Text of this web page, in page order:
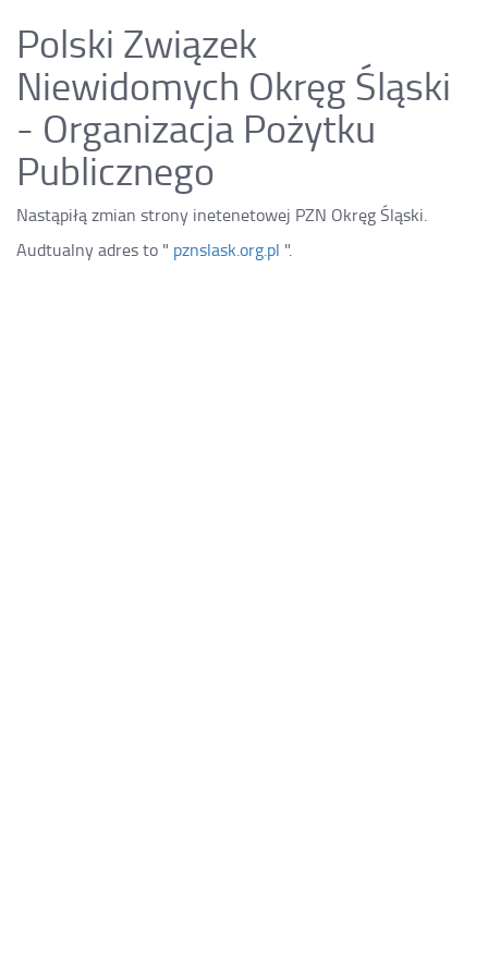
Polski Związek
Niewidomych Okręg Śląski
- Organizacja Pożytku
Publicznego
Nastąpiłą zmian strony inetenetowej PZN Okręg Śląski.
Audtualny adres to " pznslask.org.pl ".